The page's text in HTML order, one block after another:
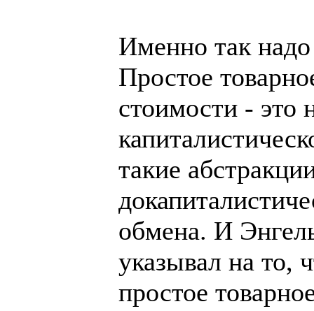
Именно так
Простое
стоимости - это
такие
обмена. И
указывал на то,
простое